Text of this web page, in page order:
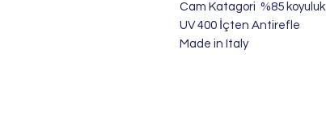
Cam Katagori %85 koyuluk
UV 400 İçten Antirefle
Made in Italy